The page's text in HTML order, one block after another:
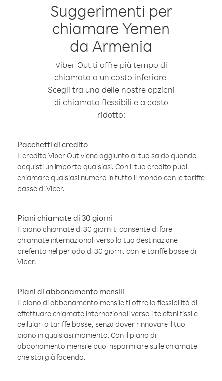
Suggerimenti per
chiamare Yemen
da Armenia
Viber Out ti offre più tempo di
chiamata a un costo inferiore.
Scegli tra una delle nostre opzioni
di chiamata flessibili e a costo
ridotto:
Pacchetti di credito
Il credito Viber Out viene aggiunto al tuo saldo quando
acquisti un importo qualsiasi. Con il tuo credito puoi
chiamare qualsiasi numero in tutto il mondo con le tariffe
basse di Viber.
Piani chiamate di 30 giorni
Il piano chiamate di 30 giorni ti consente di fare
chiamate internazionali verso la tua destinazione
preferita nel periodo di 30 giorni, con le tariffe basse di
Viber.
Piani di abbonamento mensili
Il piano di abbonamento mensile ti offre la flessibilità di
effettuare chiamate internazionali verso i telefoni fissi e
cellulari a tariffe basse, senza dover rinnovare il tuo
piano in qualsiasi momento. Con il piano di
abbonamento mensile puoi risparmiare sulle chiamate
che stai già facendo.